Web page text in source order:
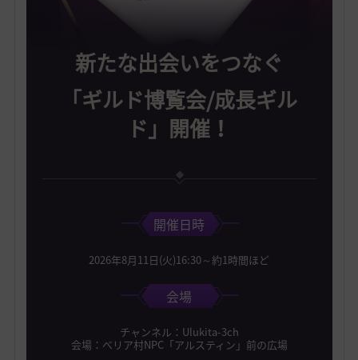
新たな出会いをつなぐ
「ギルド博覧会/成長ギル
ド」開催！
開催日時
2026年8月11日(火)16:30～約1時間ほど
会場
チャンネル：Ulukita-3ch
会場：べリア村NPC「アルスティン」前の広場